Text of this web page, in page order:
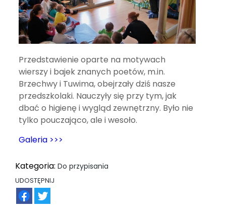
Przedstawienie oparte na motywach
wierszy i bajek znanych poetów, m.in.
Brzechwy i Tuwima, obejrzały dziś nasze
przedszkolaki. Nauczyły się przy tym, jak
dbać o higienę i wygląd zewnętrzny. Było nie
tylko pouczająco, ale i wesoło.
Galeria >>>
Kategoria: Do przypisania
UDOSTĘPNIJ